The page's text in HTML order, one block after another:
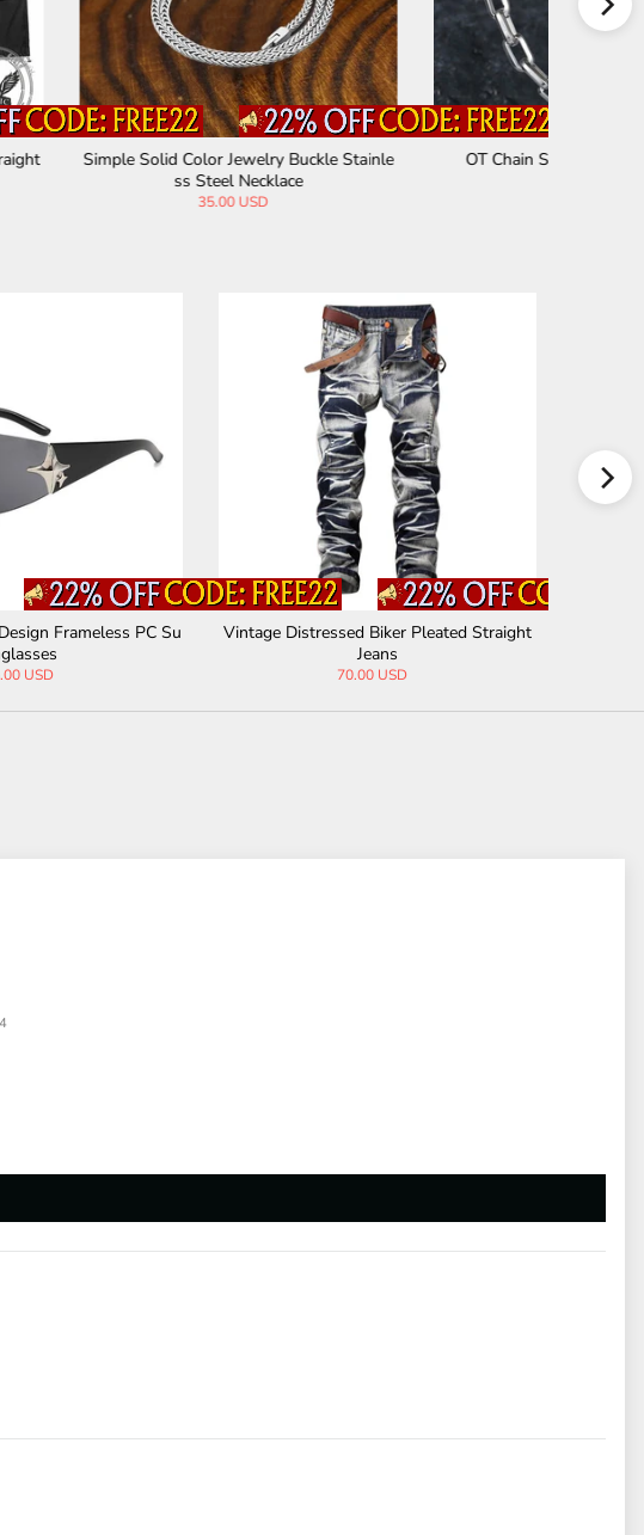
Buckle Stainle
OT Chain Stainless Steel Necklace
Frameless PC Su
USD
Vintage Distressed Biker Pleated Straight
Jeans
70.00 USD